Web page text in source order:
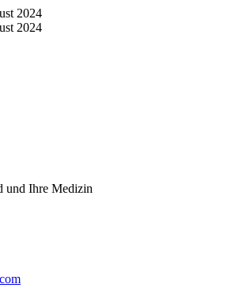
2024
2024
und Ihre Medizin